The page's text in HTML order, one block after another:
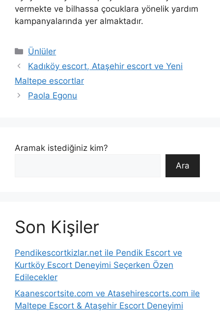
vermekte ve bilhassa çocuklara yönelik yardım
kampanyalarında yer almaktadır.
Kategoriler
Ünlüler
Kadıköy escort, Ataşehir escort ve Yeni
Maltepe escortlar
Paola Egonu
Aramak istediğiniz kim?
Ara
Son Kişiler
Pendikescortkizlar.net ile Pendik Escort ve
Kurtköy Escort Deneyimi Seçerken Özen
Edilecekler
Kaanescortsite.com ve Atasehirescorts.com ile
Maltepe Escort & Ataşehir Escort Deneyimi